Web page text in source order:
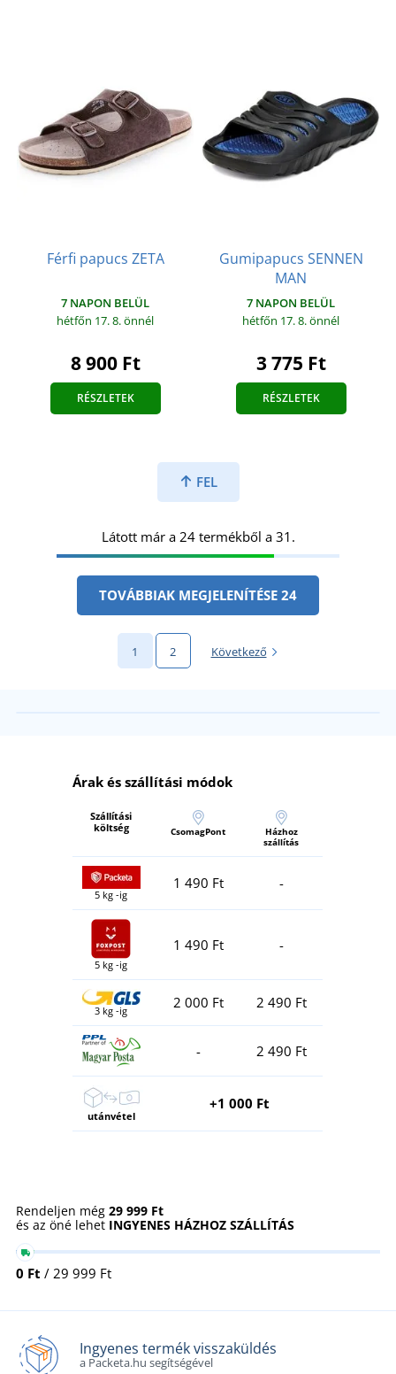
Férfi papucs ZETA
7 NAPON BELÜL
hétfőn 17. 8.önnél
8 900 Ft
RÉSZLETEK
Gumipapucs SENNEN
MAN
7 NAPON BELÜL
hétfőn 17. 8.önnél
3 775 Ft
RÉSZLETEK
FEL
Látott már a 24 termékből a 31.
TOVÁBBIAK MEGJELENÍTÉSE 24
1 2 Következő
Árak és szállítási módok
Szállítási
költség
CsomagPont
Házhoz
szállítás
5 kg -ig
1 490 Ft -
5 kg -ig
1 490 Ft -
3 kg -ig 2 000 Ft 2 490 Ft
- 2 490 Ft
utánvétel
+1 000 Ft
Rendeljen még 29 999 Ft
és az öné lehet INGYENES HÁZHOZ SZÁLLÍTÁS
0 Ft / 29 999 Ft
Ingyenes termék visszaküldés
a Packeta.hu segítségével